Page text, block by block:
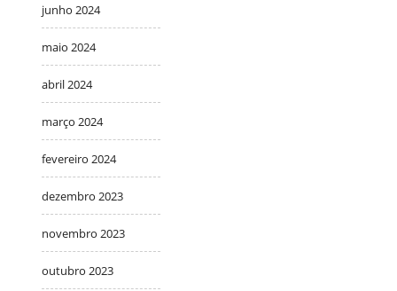
junho 2024
maio 2024
abril 2024
março 2024
fevereiro 2024
dezembro 2023
novembro 2023
outubro 2023